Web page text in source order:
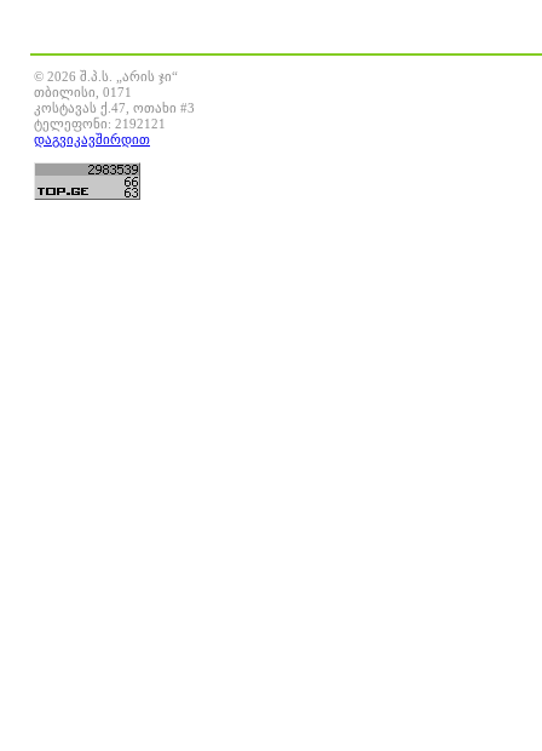
© 2026 შ.პ.ს. „არის ჯი“
თბილისი, 0171
კოსტავას ქ.47, ოთახი #3
ტელეფონი: 2192121
დაგვიკავშირდით